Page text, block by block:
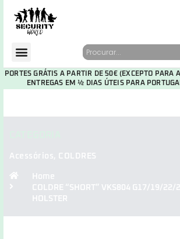
PORTES GRÁTIS A PARTIR DE 50€ (EXCEPTO PARA
ENTREGAS EM ½ DIAS ÚTEIS PARA
Acessórios, COLDRES
Home
COLDRE “SHORT” VKS804 G17/19/22/
HOLSTER